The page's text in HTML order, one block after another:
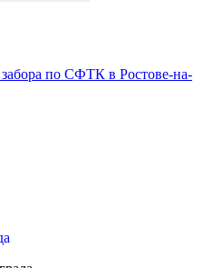
по СФТК в Ростове-на-